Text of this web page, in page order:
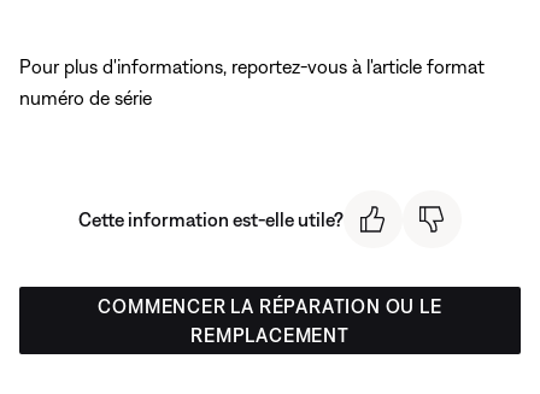
Pour plus d'informations, reportez-vous à l'article format
numéro de série
Cette information est-elle utile?
COMMENCER LA RÉPARATION OU LE
REMPLACEMENT